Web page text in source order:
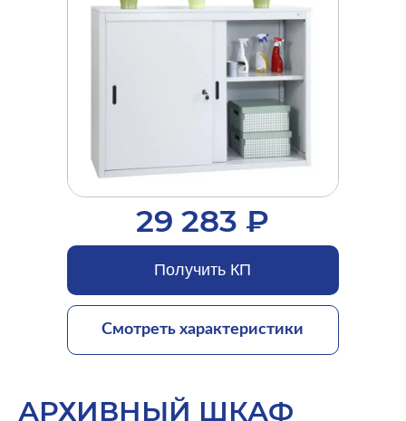
29 283 ₽
Смотреть характеристики
Получить КП
АРХИВНЫЙ ШКАФ